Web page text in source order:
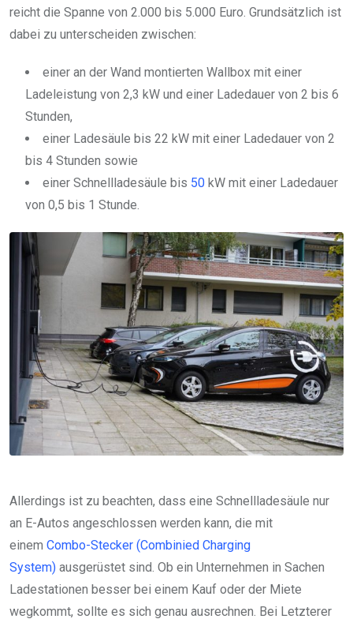
reicht die Spanne von 2.000 bis 5.000 Euro. Grundsätzlich ist
dabei zu unterscheiden zwischen:
einer an der Wand montierten Wallbox mit einer
Ladeleistung von 2,3 kW und einer Ladedauer von 2 bis 6
Stunden,
einer Ladesäule bis 22 kW mit einer Ladedauer von 2
bis 4 Stunden sowie
einer Schnellladesäule bis 50 kW mit einer Ladedauer
von 0,5 bis 1 Stunde.
Allerdings ist zu beachten, dass eine Schnellladesäule nur
an E-Autos angeschlossen werden kann, die mit
einem Combo-Stecker (Combinied Charging
System) ausgerüstet sind. Ob ein Unternehmen in Sachen
Ladestationen besser bei einem Kauf oder der Miete
wegkommt, sollte es sich genau ausrechnen. Bei Letzterer